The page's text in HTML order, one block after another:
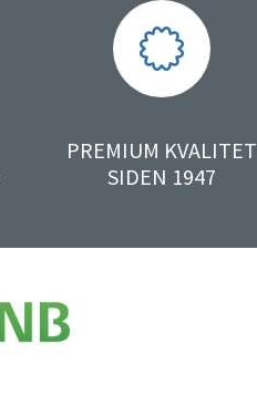
PREMIUM KVALITET
SIDEN 1947